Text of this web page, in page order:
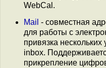
WebCal.
Mail - совместная
для работы с
привязка
inbox.
прикрепление